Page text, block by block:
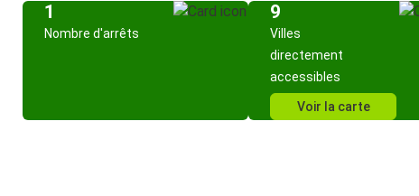
1
Nombre d'arrêts
9
Villes
directement
accessibles
Voir la carte